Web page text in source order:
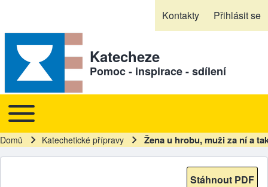
Kontakty Přihlásit se
Katecheze
Pomoc - inspirace - sdílení
Hlavní navigace
Toggle main menu
Drobečková navigace
Domů Katechetické přípravy Žena u hrobu, muži za ní a
Stáhnout PDF